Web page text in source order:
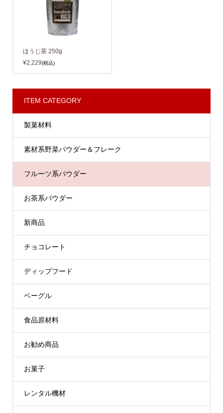
ほうじ茶 250g
¥2,229(税込)
ITEM CATEGORY
製菓材料
素材系野菜パウダー＆フレーク
フルーツ系パウダー
お茶系パウダー
新商品
チョコレート
ディップフード
ベーグル
食品原材料
お勧め商品
お菓子
レンタル機材